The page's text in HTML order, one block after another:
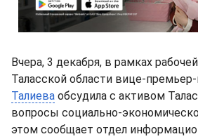
Вчера, 3 декабря, в рамках
Таласской области вице-
Талиева обсудила с активом
вопросы социально-
этом сообщает отдел